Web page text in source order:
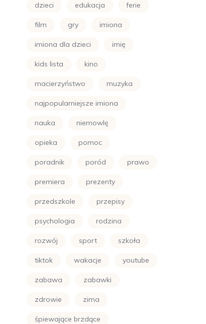
dzieci edukacja ferie
film gry imiona
imiona dla dzieci imię
kids lista kino
macierzyństwo muzyka
najpopularniejsze imiona
nauka niemowlę
opieka pomoc
poradnik poród prawo
premiera prezenty
przedszkole przepisy
psychologia rodzina
rozwój sport szkoła
tiktok wakacje youtube
zabawa zabawki
zdrowie zima
śpiewające brzdące